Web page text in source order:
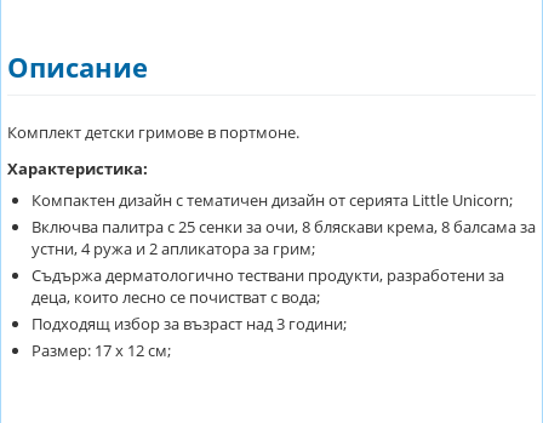
Описание
Комплект детски гримове в портмоне.
Характеристика:
Компактен дизайн с тематичен дизайн от серията Little Unicorn;
Включва палитра с 25 сенки за очи, 8 бляскави крема, 8 балсама за
устни, 4 ружа и 2 апликатора за грим;
Съдържа дерматологично тествани продукти, разработени за
деца, които лесно се почистват с вода;
Подходящ избор за възраст над 3 години;
Размер: 17 х 12 см;